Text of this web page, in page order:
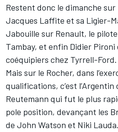
Restent donc le dimanche
Jacques Laffite et sa Ligier-
Jabouille sur Renault, le
Tambay, et enfin Didier
coéquipiers chez Tyrrell-Ford.
Mais sur le Rocher, dans
qualifications, c’est
Reutemann qui fut le plus
pole position, devançant les
de John Watson et Niki